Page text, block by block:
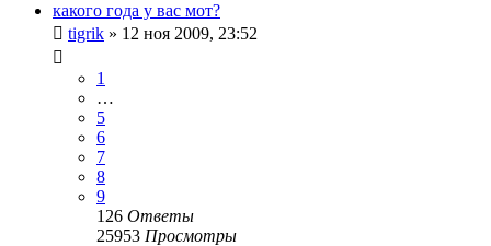
какого года у вас мот?
tigrik » 12 ноя 2009, 23:52
1
…
5
6
7
8
9
126 Ответы
25953 Просмотры